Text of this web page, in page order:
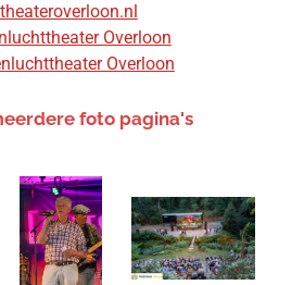
Overloon
Overloon
foto pagina's